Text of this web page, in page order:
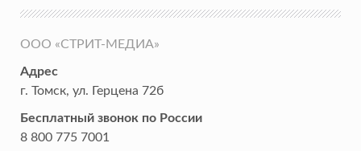
ООО «СТРИТ-МЕДИА»
Адрес
г. Томск, ул. Герцена 72б
Бесплатный звонок по России
8 800 775 7001